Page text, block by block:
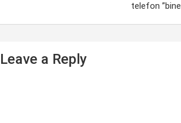
telefon
Leave a Reply